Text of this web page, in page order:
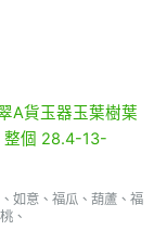
如意、福瓜、葫蘆、福
、